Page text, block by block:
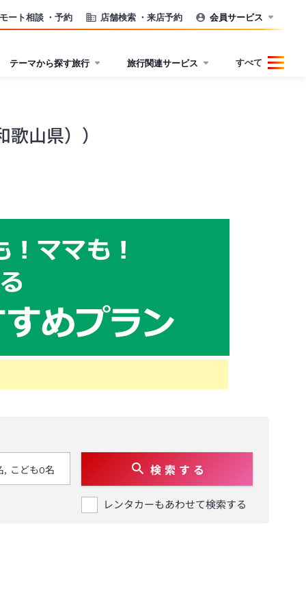
ート相談 ・予約 店舗検索 ・来店予約 会員サービス
テーマから探す旅行 旅行関連サービス すべて
山県））
検 索 す る
レンタカーもあわせて検索する